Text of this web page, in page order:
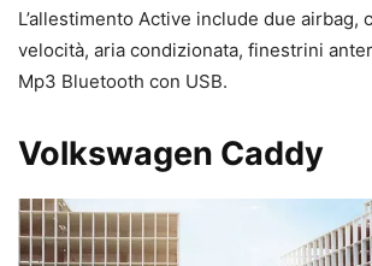
L’allestimento Active include due airbag,
velocità, aria condizionata, finestrini
Mp3 Bluetooth con USB.
Volkswagen Caddy